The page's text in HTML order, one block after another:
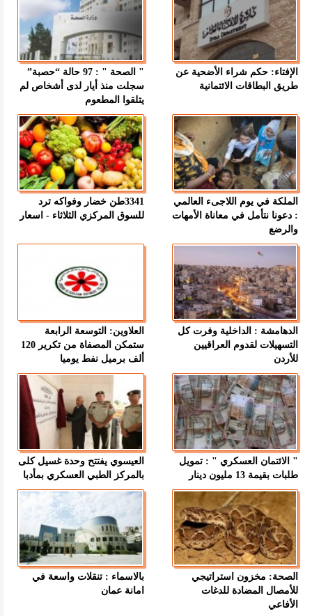
الإفتاء: حكم شراء الأضحية عن
طريق البطاقات الائتمانية
" الصحة " : 97 حالة “حصبة”
سجلت منذ أيار لدى أشخاص لم
يتلقوا المطعوم
الملكة في يوم اللاجىء العالمي
: دعونا نتأمل في معاناة الأمهات
والرضع
3341طن خضار وفواكه ترد
للسوق المركزي الثلاثاء - اسعار
الدهامشة : الداخلية وفرت كل
التسهيلات لقدوم العراقيين
للأردن
العلاوين: التوسعة الرابعة
ستمكن المصفاة من تكرير 120
ألف برميل نفط يوميا
" الائتمان العسكري " : تمويل
طلبات بقيمة 13 مليون دينار
العيسوي يفتتح وحدة غسيل كلى
بالمركز الطبي العسكري بمأدبا
الصحة: مخزون استراتيجي
للأمصال المضادة للدغات
الأفاعي
بالاسماء : تنقلات واسعة في
امانة عمان